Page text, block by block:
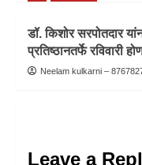
डॉ. किशोर सरपोतदार
प्रतिष्ठानतर्फे रविवारी
Neelam kulkarni –
Leave a